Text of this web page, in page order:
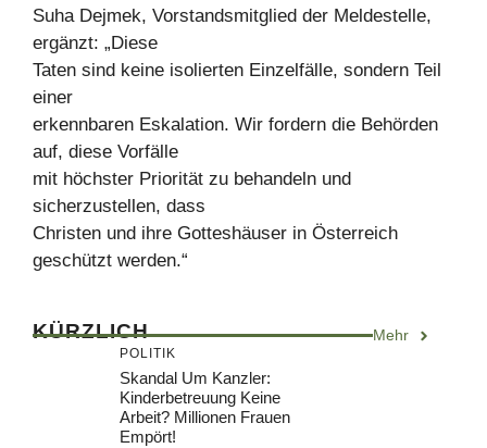
Suha Dejmek, Vorstandsmitglied der Meldestelle,
ergänzt: „Diese
Taten sind keine isolierten Einzelfälle, sondern Teil
einer
erkennbaren Eskalation. Wir fordern die Behörden
auf, diese Vorfälle
mit höchster Priorität zu behandeln und
sicherzustellen, dass
Christen und ihre Gotteshäuser in Österreich
geschützt werden.“
KÜRZLICH Mehr
POLITIK
Skandal Um Kanzler:
Kinderbetreuung Keine
Arbeit? Millionen Frauen
Empört!